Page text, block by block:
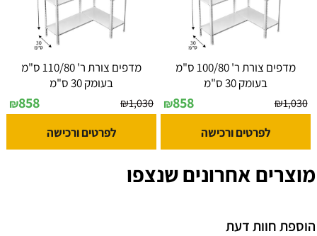
מדפים צורת ר' 100/80 ס"מ
בעומק 30 ס"מ
₪1,030
₪858
לפרטים ורכישה
מדפים צורת ר' 110/80 ס"מ
בעומק 30 ס"מ
₪1,030
₪858
לפרטים ורכישה
מוצרים אחרונים שנצפו
הוספת חוות דעת